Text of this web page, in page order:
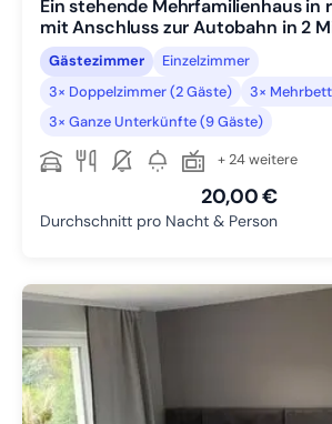
Ein stehende Mehrfamilienhaus in
mit Anschluss zur Autobahn in 2
Gästezimmer
Einzelzimmer
3× Doppelzimmer (2 Gäste)
3×
3× Ganze Unterkünfte (9 Gäste)
+ 24 weitere
20,00 €
Durchschnitt pro Nacht & Person